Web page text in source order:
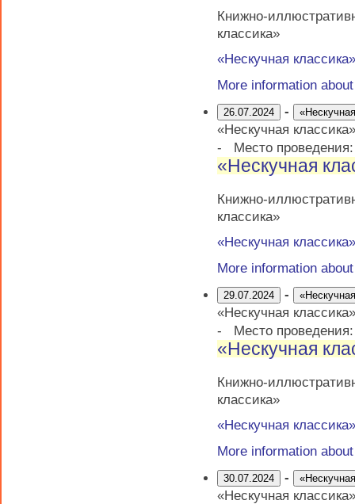
Книжно-
классика»
«Нескучная классика»
More information
26.07.2024 -
«Нескучная классика»
-
Место
«Нескучная
Книжно-
классика»
«Нескучная классика»
More information
29.07.2024 -
«Нескучная классика»
-
Место
«Нескучная
Книжно-
классика»
«Нескучная классика»
More information
30.07.2024 -
«Нескучная классика»